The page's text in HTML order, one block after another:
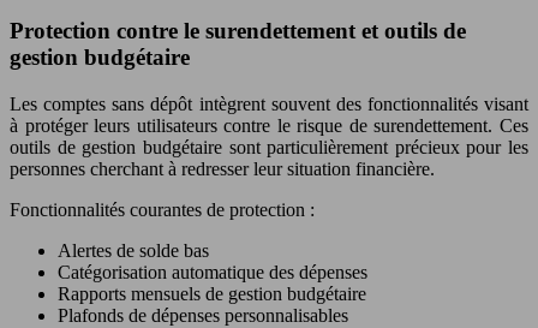
Protection contre le surendettement et outils de
gestion budgétaire
Les comptes sans dépôt intègrent souvent des fonctionnalités visant
à protéger leurs utilisateurs contre le risque de surendettement. Ces
outils de gestion budgétaire sont particulièrement précieux pour les
personnes cherchant à redresser leur situation financière.
Fonctionnalités courantes de protection :
Alertes de solde bas
Catégorisation automatique des dépenses
Rapports mensuels de gestion budgétaire
Plafonds de dépenses personnalisables